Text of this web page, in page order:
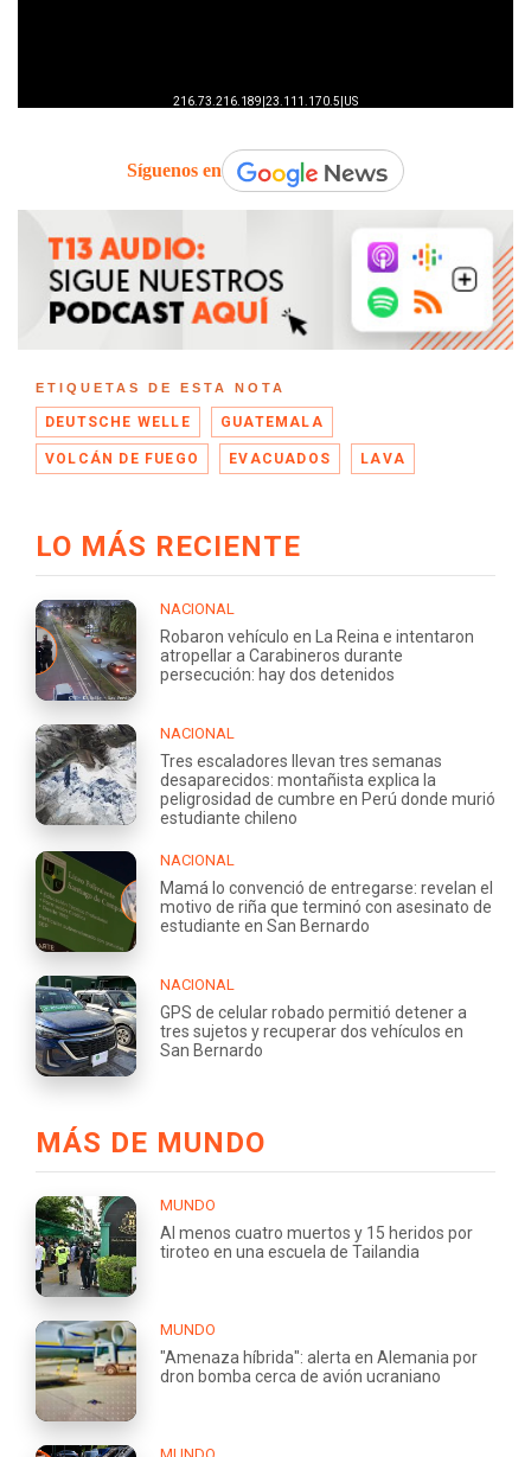
Síguenos en
ETIQUETAS DE ESTA NOTA
DEUTSCHE WELLE GUATEMALA
VOLCÁN DE FUEGO EVACUADOS LAVA
LO MÁS RECIENTE
NACIONAL
Robaron vehículo en La Reina e intentaron
atropellar a Carabineros durante
persecución: hay dos detenidos
NACIONAL
Tres escaladores llevan tres semanas
desaparecidos: montañista explica la
peligrosidad de cumbre en Perú donde murió
estudiante chileno
NACIONAL
Mamá lo convenció de entregarse: revelan el
motivo de riña que terminó con asesinato de
estudiante en San Bernardo
NACIONAL
GPS de celular robado permitió detener a
tres sujetos y recuperar dos vehículos en
San Bernardo
MÁS DE MUNDO
MUNDO
Al menos cuatro muertos y 15 heridos por
tiroteo en una escuela de Tailandia
MUNDO
"Amenaza híbrida": alerta en Alemania por
dron bomba cerca de avión ucraniano